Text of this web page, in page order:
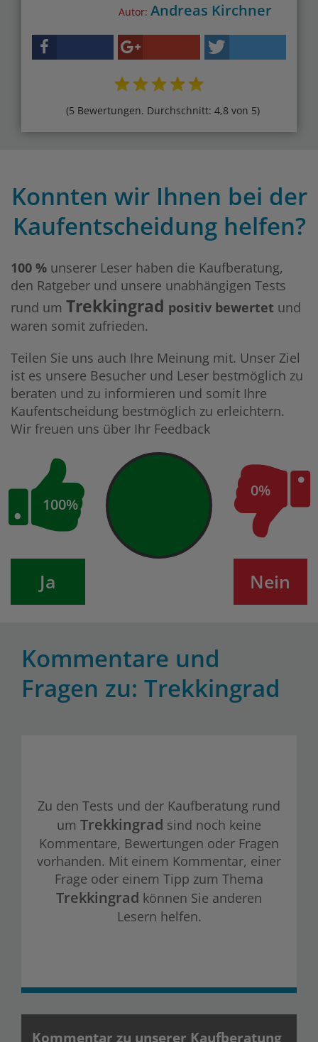
Autor: Andreas Kirchner
(5 Bewertungen. Durchschnitt: 4,8 von 5)
Konnten wir Ihnen bei der
Kaufentscheidung helfen?
100 % unserer Leser haben die Kaufberatung,
den Ratgeber und unsere unabhängigen Tests
rund um Trekkingrad positiv bewertet und
waren somit zufrieden.
Teilen Sie uns auch Ihre Meinung mit. Unser Ziel
ist es unsere Besucher und Leser bestmöglich zu
beraten und zu informieren und somit Ihre
Kaufentscheidung bestmöglich zu erleichtern.
Wir freuen uns über Ihr Feedback
100%
0%
Ja Nein
Kommentare und
Fragen zu: Trekkingrad
Zu den Tests und der Kaufberatung rund
um Trekkingrad sind noch keine
Kommentare, Bewertungen oder Fragen
vorhanden. Mit einem Kommentar, einer
Frage oder einem Tipp zum Thema
Trekkingrad können Sie anderen
Lesern helfen.
Kommentar zu unserer Kaufberatung